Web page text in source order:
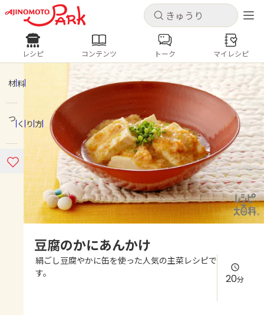
キャンセル
ログインするとレシピを保存できます
ログイン 新規登録
ホーム
コンテンツ
レシピ
よくあるお問い合わせ
キャンセル
レシピ コンテンツ
人気の食材・レシピ
きゅうり なす トマト
とうもろこし
ピーマン
みょうが ゴーヤ
レシピ コンテンツ トーク マイレシピ
材料
つくり方
豆腐のかにあんかけ
絹ごし豆腐やかに缶を使った人気の主菜レシピで
す。
20分